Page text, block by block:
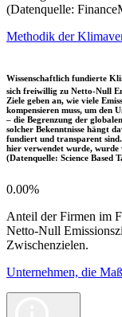
(Datenquelle:
Methodik der
Wissenschaftlich fundierte
sich freiwillig zu Netto-Null
Ziele geben an, wie viele
kompensieren muss, um den
– die Begrenzung der
solcher Bekenntnisse hängt
fundiert und transparent
hier verwendet wurde, wurde
(Datenquelle: Science Based
0.00%
Anteil der Firmen im
Netto-Null
Zwischenzielen.
Unternehmen, die